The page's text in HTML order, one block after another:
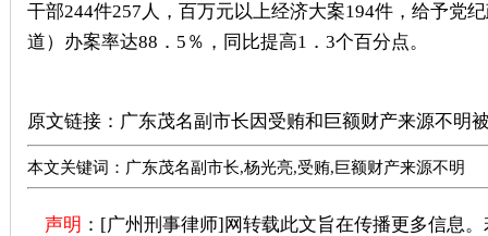
干部244件257人，百万元以上经济大案194件，给予党
道）办案率达88．5％，同比提高1．3个百分点。
原文链接： 广东茂名副市长因受贿和巨额财产来源不明
本文关键词：广东茂名副市长,杨光亮,受贿,巨额财产来源不明
声明 ：[广州刑事律师]网转载此文旨在传播更多信息